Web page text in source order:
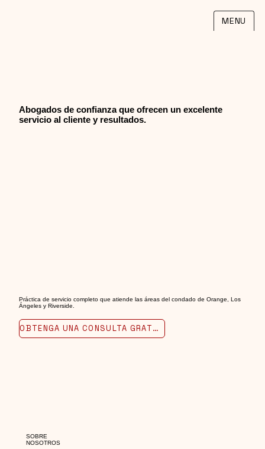
MENU
Abogados de confianza que ofrecen un excelente
servicio al cliente y resultados.
Práctica de servicio completo que atiende las áreas del condado de Orange, Los
Ángeles y Riverside.
OBTENGA UNA CONSULTA GRATUITA
SOBRE
NOSOTROS